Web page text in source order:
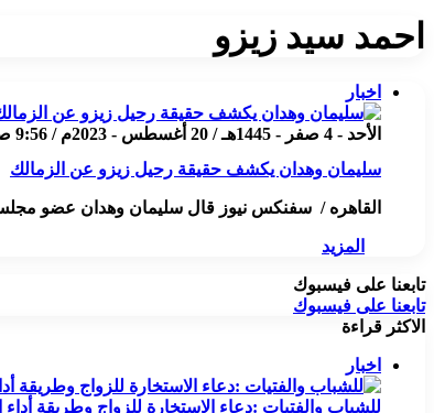
احمد سيد زيزو
اخبار
الأحد - 4 صفر - 1445هـ / 20 أغسطس - 2023م / 9:56 صباحًا
سليمان وهدان يكشف حقيقة رحيل زيزو عن الزمالك
القاهره / سفنكس نيوز قال سليمان وهدان عضو
المزيد
تابعنا على فيسبوك
تابعنا على فيسبوك
الاكثر قراءة
اخبار
للشباب والفتيات :دعاء الاستخارة للزواج وطريقة أداء